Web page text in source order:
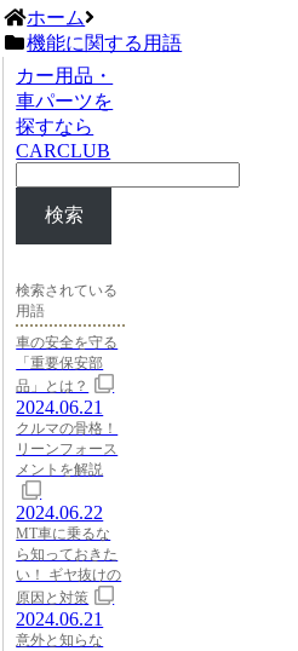
ホーム
機能に関する用語
カー用品・
車パーツを
探すなら
CARCLUB
検索
検索されている
用語
車の安全を守る
「重要保安部
品」とは？
2024.06.21
クルマの骨格！
リーンフォース
メントを解説
2024.06.22
MT車に乗るな
ら知っておきた
い！ ギヤ抜けの
原因と対策
2024.06.21
意外と知らな